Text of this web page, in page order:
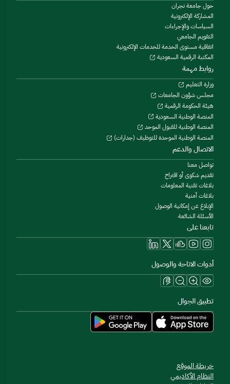
حول جامعة نجران
المشاركة الإلكترونية
السياسات والإجراءات
التقويم الجامعي
اتفاقية مستوى الخدمة للخدمات الإلكترونية
المكتبة الرقمية السعودية
روابط مهمة
وزارة التعليم
مجلس شؤون الجامعات
هيئة الحكومة الرقمية
المنصة الوطنية السعودية
المنصة الوطنية للقبول الموحد
المنصة الوطنية الموحدة للتوظيف (جدارات)
الاتصال والدعم
تواصل معنا
تقديم شكوى أو اقتراح
بلاغات تقنية المعلومات
بلاغات أمنية
الإبلاغ عن إمكانية الوصول
الأسئلة الشائعة
تابعنا على
أدوات الاتاحة والوصول
تطبيق الجوال
خريطة الموقع
النظام الأكاديمي